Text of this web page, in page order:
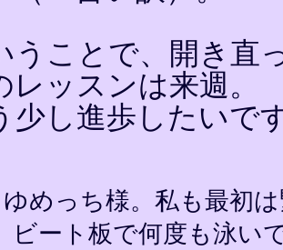
うことで、開き直
レッスンは来週。
少し進歩したいで
めっち様。私も最初
ビート板で何度も泳い